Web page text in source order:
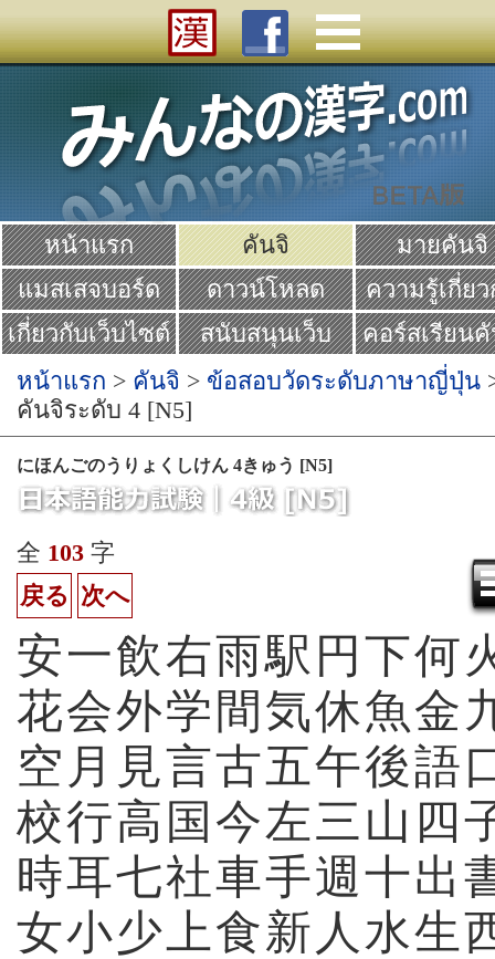
หน้าแรก คันจิ
มายคันจิ
แมสเสจบอร์ด
ดาวน์โหลด
ความรู้เกี่ย
คันจิ
เกี่ยวกับเว็บไซต์ สนับสนุนเว็บ
คอร์สเรียน
Yume
หน้าแรก > คันจิ > ข้อสอบวัดระดับภาษาญี่ปุ่น
คันจิระดับ 4 [N5]
にほんごのうりょくしけん 4きゅう [N5]
全 103 字
戻る 次へ
安一飲右雨駅 円 下何
花会外学 間 気休魚金
空 月 見言古五午後語
校行高 国 今左 三 山 四
時耳七社車手週十出
女小少 上食新 人 水生